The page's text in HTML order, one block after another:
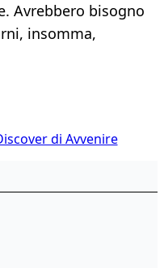
Avrebbero bisogno
insomma,
di Avvenire